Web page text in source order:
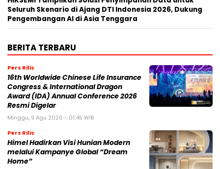
Seluruh Skenario di Ajang DTI Indonesia 2026, Dukung
Pengembangan AI di Asia Tenggara
BERITA TERBARU
Pers Rilis
16th Worldwide Chinese Life Insurance
Congress & International Dragon
Award (IDA) Annual Conference 2026
Resmi Digelar
Minggu, 9 Agu 2026 - 01:45 WIB
Pers Rilis
Himel Hadirkan Visi Hunian Modern
melalui Kampanye Global “Dream
Home”